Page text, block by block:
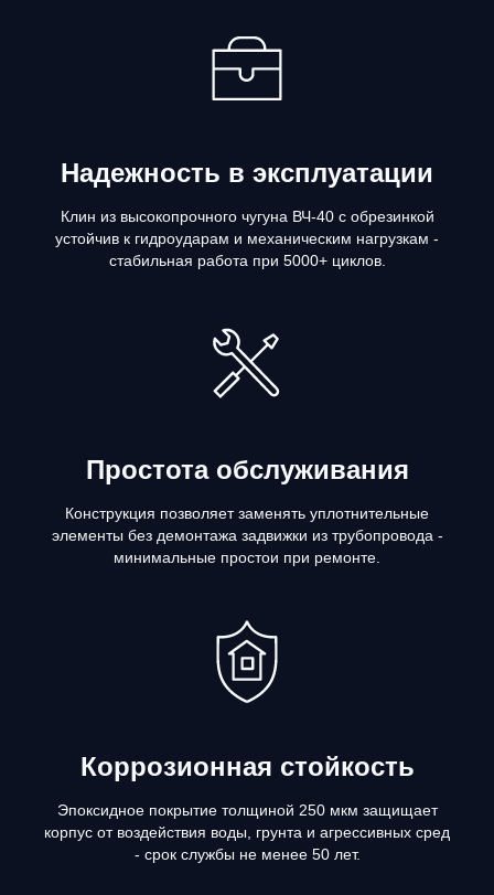
Надежность в эксплуатации
Клин из высокопрочного чугуна ВЧ-40 с обрезинкой
устойчив к гидроударам и механическим нагрузкам -
стабильная работа при 5000+ циклов.
Простота обслуживания
Конструкция позволяет заменять уплотнительные
элементы без демонтажа задвижки из трубопровода -
минимальные простои при ремонте.
Коррозионная стойкость
Эпоксидное покрытие толщиной 250 мкм защищает
корпус от воздействия воды, грунта и агрессивных сред
- срок службы не менее 50 лет.